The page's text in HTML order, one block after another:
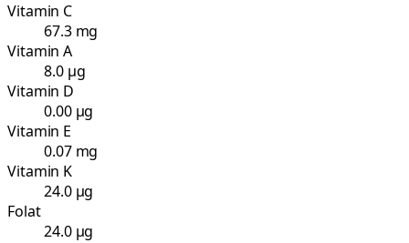
Vitamin C
67.3 mg
Vitamin A
8.0 µg
Vitamin D
0.00 µg
Vitamin E
0.07 mg
Vitamin K
24.0 µg
Folat
24.0 µg